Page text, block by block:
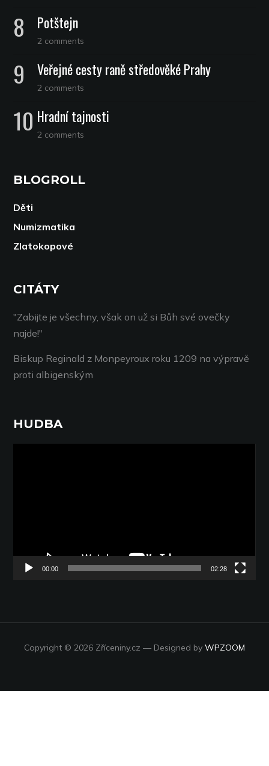
Potštejn
2 comments
Veřejné cesty raně středověké Prahy
2 comments
Hradní tajnosti
2 comments
BLOGROLL
Děti
Numizmatika
Zlatokopové
CITÁTY
"Zabijte je všechny, však on už si Bůh své ovečky
najde!"
Biskup Reginald z Monpeyroux roku 1209 na výpravě
proti albigenským
HUDBA
00:00 02:28
Copyright © 2026 Zříceniny.cz — Designed by WPZOOM